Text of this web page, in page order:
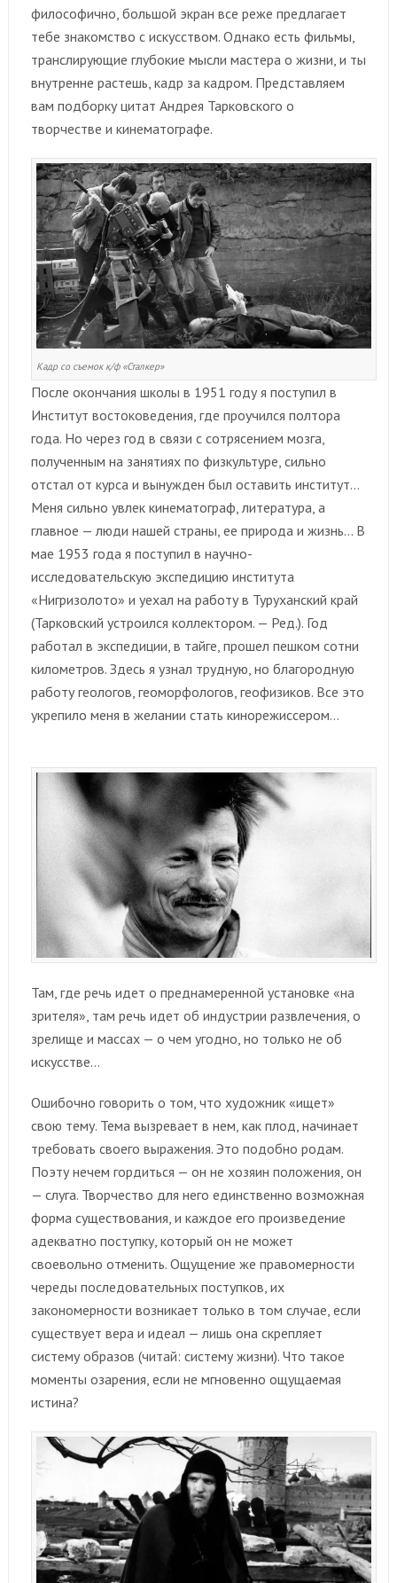
философично, большой экран все реже предлагает
тебе знакомство с искусством. Однако есть фильмы,
транслирующие глубокие мысли мастера о жизни, и ты
внутренне растешь, кадр за кадром. Представляем
вам подборку цитат Андрея Тарковского о
творчестве и кинематографе.
Кадр со съемок к/ф «Сталкер»
После окончания школы в 1951 году я поступил в
Институт востоковедения, где проучился полтора
года. Но через год в связи с сотрясением мозга,
полученным на занятиях по физкультуре, сильно
отстал от курса и вынужден был оставить институт…
Меня сильно увлек кинематограф, литература, а
главное — люди нашей страны, ее природа и жизнь… В
мае 1953 года я поступил в научно-
исследовательскую экспедицию института
«Нигризолото» и уехал на работу в Туруханский край
(Тарковский устроился коллектором. — Ред.). Год
работал в экспедиции, в тайге, прошел пешком сотни
километров. Здесь я узнал трудную, но благородную
работу геологов, геоморфологов, геофизиков. Все это
укрепило меня в желании стать кинорежиссером…
Там, где речь идет о преднамеренной установке «на
зрителя», там речь идет об индустрии развлечения, о
зрелище и массах — о чем угодно, но только не об
искусстве…
Ошибочно говорить о том, что художник «ищет»
свою тему. Тема вызревает в нем, как плод, начинает
требовать своего выражения. Это подобно родам.
Поэту нечем гордиться — он не хозяин положения, он
— слуга. Творчество для него единственно возможная
форма существования, и каждое его произведение
адекватно поступку, который он не может
своевольно отменить. Ощущение же правомерности
череды последовательных поступков, их
закономерности возникает только в том случае, если
существует вера и идеал — лишь она скрепляет
систему образов (читай: систему жизни). Что такое
моменты озарения, если не мгновенно ощущаемая
истина?